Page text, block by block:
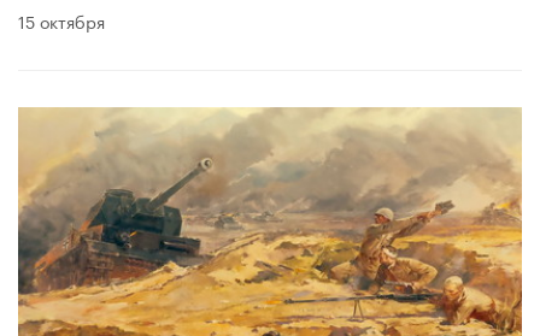
15 октября